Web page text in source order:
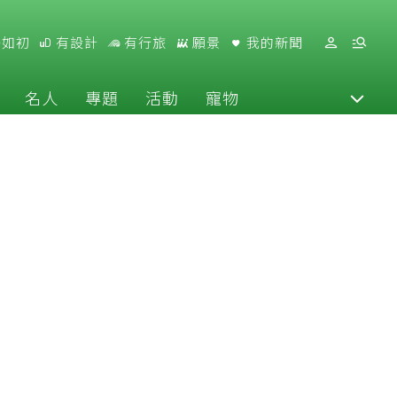
初 有設計 有行旅 願景 我的新聞
名人 專題 活動 寵物